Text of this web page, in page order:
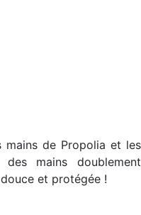
mains de Propolia et les
mains doublement
et protégée !